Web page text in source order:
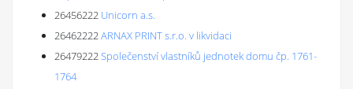
26456222 Unicorn a.s.
26462222ARNAX PRINT s.r.o. v likvidaci
26479222Společenství vlastníků jednotek domu čp. 1761-
1764